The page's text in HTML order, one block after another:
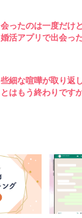
会ったのは一度だけ
婚活アプリで出会っ
些細な喧嘩が取り返
とはもう終わりです